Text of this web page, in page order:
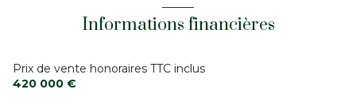
Informations financières
Prix de vente honoraires TTC inclus
420 000 €